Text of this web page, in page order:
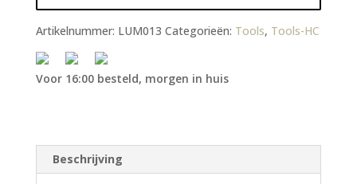
Artikelnummer: LUM013 Categorieën: Tools, Tools-HC
Voor 16:00 besteld, morgen in huis
Beschrijving